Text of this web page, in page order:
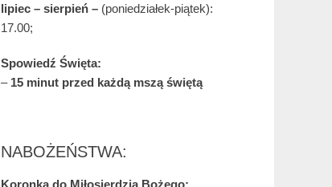
lipiec – sierpień – (poniedziałek-piątek):
17.00;
Spowiedź Święta:
– 15 minut przed każdą mszą świętą
NABOŻEŃSTWA:
Koronka do Miłosierdzia Bożego: